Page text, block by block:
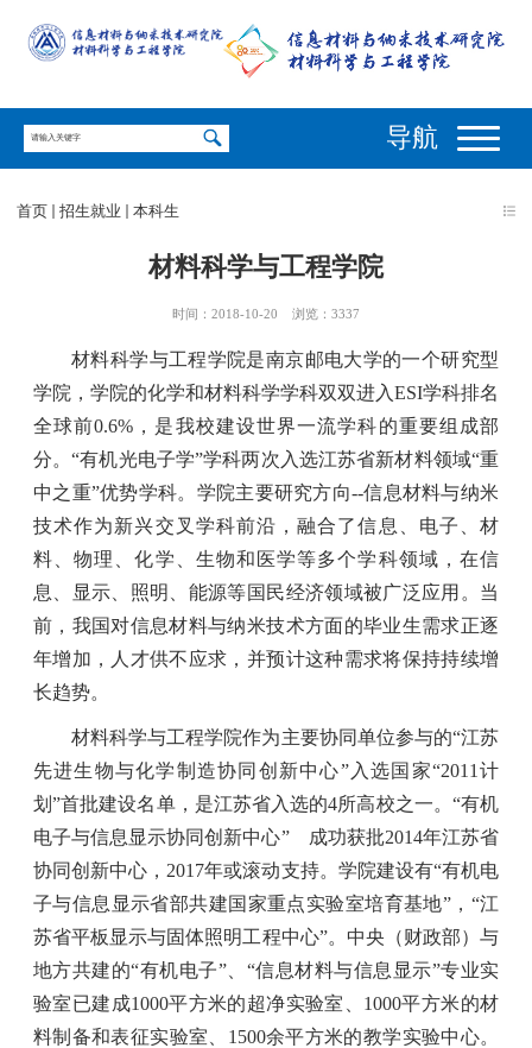
导航
首页 招生就业 本科生
材料科学与工程学院
时间：2018-10-20 浏览： 3337
材料科学与工程学院是南京邮电大学的一个研究型
学院，学院的化学和材料科学学科双双进入ESI学科排名
全球前0.6% ，是我校建设世界一流学科的重要组成部
分。“有机光电子学”学科两次入选江苏省新材料领域“重
中之重”优势学科。学院主要研究方向--信息材料与纳米
技术作为新兴交叉学科前沿，融合了信息、电子、材
料、物理、化学、生物和医学等多个学科领域，在信
息、显示、照明、能源等国民经济领域被广泛应用。当
前，我国对信息材料与纳米技术方面的毕业生需求正逐
年增加，人才供不应求，并预计这种需求将保持持续增
长趋势。
材料科学与工程学院作为主要协同单位参与的“江苏
先进生物与化学制造协同创新中心”入选国家“2011 计
划”首批建设名单，是江苏省入选的4所高校之一。“有机
电子与信息显示协同创新中心” 成功获批2014年江苏省
协同创新中心， 2017年或滚动支持。学院建设有“有机电
子与信息显示省部共建国家重点实验室培育基地”，“江
苏省平板显示与固体照明工程中心”。中央（财政部）与
地方共建的“有机电子”、“信息材料与信息显示”专业实
验室已建成1000平方米的超净实验室、 1000平方米的材
料制备和表征实验室、 1500余平方米的教学实验中心。